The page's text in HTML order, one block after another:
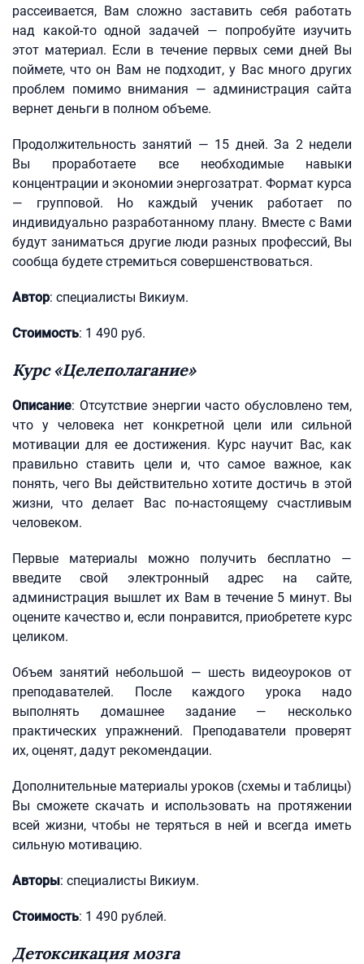
рассеивается, Вам сложно заставить себя работать
над какой-то одной задачей — попробуйте изучить
этот материал. Если в течение первых семи дней Вы
поймете, что он Вам не подходит, у Вас много других
проблем помимо внимания — администрация сайта
вернет деньги в полном объеме.
Продолжительность занятий — 15 дней. За 2 недели
Вы проработаете все необходимые навыки
концентрации и экономии энергозатрат. Формат курса
— групповой. Но каждый ученик работает по
индивидуально разработанному плану. Вместе с Вами
будут заниматься другие люди разных профессий, Вы
сообща будете стремиться совершенствоваться.
Автор: специалисты Викиум.
Стоимость: 1 490 руб.
Курс «Целеполагание»
Описание: Отсутствие энергии часто обусловлено тем,
что у человека нет конкретной цели или сильной
мотивации для ее достижения. Курс научит Вас, как
правильно ставить цели и, что самое важное, как
понять, чего Вы действительно хотите достичь в этой
жизни, что делает Вас по-настоящему счастливым
человеком.
Первые материалы можно получить бесплатно —
введите свой электронный адрес на сайте,
администрация вышлет их Вам в течение 5 минут. Вы
оцените качество и, если понравится, приобретете курс
целиком.
Объем занятий небольшой — шесть видеоуроков от
преподавателей. После каждого урока надо
выполнять домашнее задание — несколько
практических упражнений. Преподаватели проверят
их, оценят, дадут рекомендации.
Дополнительные материалы уроков (схемы и таблицы)
Вы сможете скачать и использовать на протяжении
всей жизни, чтобы не теряться в ней и всегда иметь
сильную мотивацию.
Авторы: специалисты Викиум.
Стоимость: 1 490 рублей.
Детоксикация мозга